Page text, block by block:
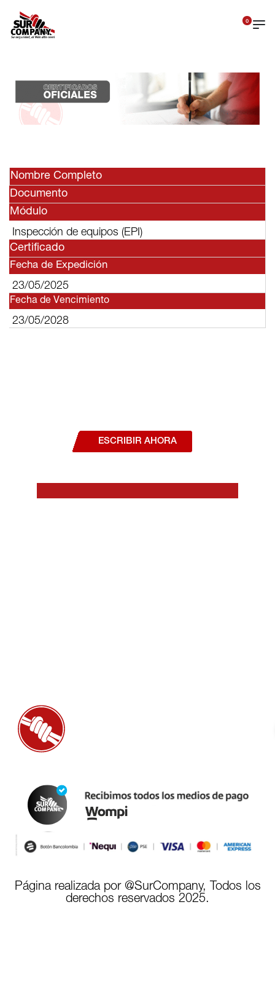
0
Nombre Completo
Documento
Módulo
Inspección de equipos (EPI)
Certificado
Fecha de Expedición
23/05/2025
Fecha de Vencimiento
23/05/2028
ESCRIBIR AHORA
Página realizada por @SurCompany, Todos los
derechos reservados 2025.